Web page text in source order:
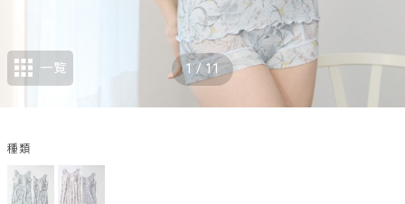
1 / 11
一覧
種類